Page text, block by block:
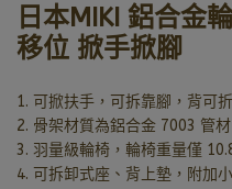
日本MIKI 鋁合金
移位 掀手掀腳
1. 可掀扶手，可拆靠腳，背可
2. 骨架材質為鋁合金 7003 管材
3. 羽量級輪椅，輪椅重量僅
4. 可拆卸式座、背上墊，附加